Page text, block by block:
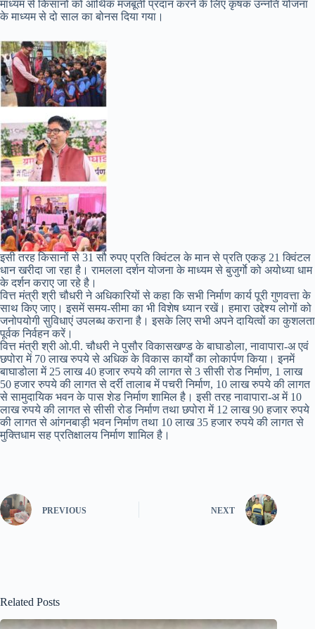
माध्यम से किसानों को आर्थिक मजबूती प्रदान करने के लिए कृषक उन्नति योजना
के माध्यम से दो साल का बोनस दिया गया।
इसी तरह किसानों से 31 सौ रुपए प्रति क्विंटल के मान से प्रति एकड़ 21 क्विंटल
धान खरीदा जा रहा है। रामलला दर्शन योजना के माध्यम से बुजुर्गाे को अयोध्या धाम
के दर्शन कराए जा रहे है।
वित्त मंत्री श्री चौधरी ने अधिकारियों से कहा कि सभी निर्माण कार्य पूरी गुणवत्ता के
साथ किए जाए। इसमें समय-सीमा का भी विशेष ध्यान रखें। हमारा उद्देश्य लोगों को
जनोपयोगी सुविधाएं उपलब्ध कराना है। इसके लिए सभी अपने दायित्वों का कुशलता
पूर्वक निर्वहन करें।
वित्त मंत्री श्री ओ.पी. चौधरी ने पुसौर विकासखण्ड के बाघाडोला, नावापारा-अ एवं
छपोरा में 70 लाख रुपये से अधिक के विकास कार्यों का लोकार्पण किया। इनमें
बाघाडोला में 25 लाख 40 हजार रुपये की लागत से 3 सीसी रोड निर्माण, 1 लाख
50 हजार रुपये की लागत से दर्री तालाब में पचरी निर्माण, 10 लाख रुपये की लागत
से सामुदायिक भवन के पास शेड निर्माण शामिल है। इसी तरह नावापारा-अ में 10
लाख रुपये की लागत से सीसी रोड निर्माण तथा छपोरा में 12 लाख 90 हजार रुपये
की लागत से आंगनबाड़ी भवन निर्माण तथा 10 लाख 35 हजार रुपये की लागत से
मुक्तिधाम सह प्रतिक्षालय निर्माण शामिल है।
PREVIOUS NEXT
Related Posts